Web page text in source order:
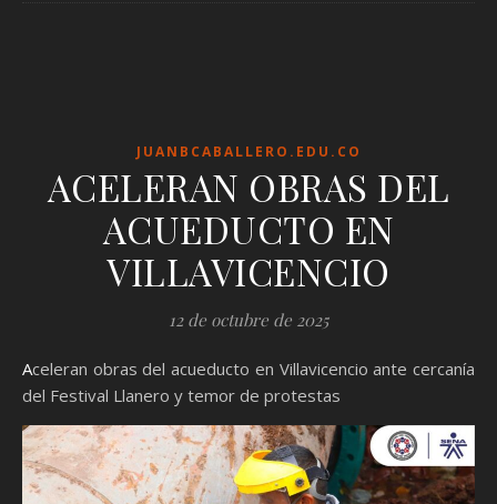
JUANBCABALLERO.EDU.CO
ACELERAN OBRAS DEL
ACUEDUCTO EN
VILLAVICENCIO
12 de octubre de 2025
Aceleran obras del acueducto en Villavicencio ante cercanía
del Festival Llanero y temor de protestas